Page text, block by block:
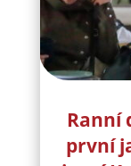
Ranní
první